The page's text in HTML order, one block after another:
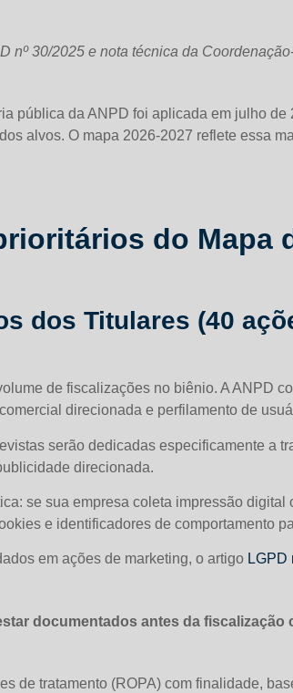
nº 30/2025 e nota técnica da
pública da ANPD foi aplicada em julho
alvos. O mapa 2026-2027 reflete essa
do Mapa
dos Titulares (40
de fiscalizações no biênio. A ANPD
direcionada e perfilamento de
serão dedicadas especificamente a
direcionada.
se sua empresa coleta impressão
e identificadores de comportamento
em ações de marketing, o artigo LGPD
documentados antes da fiscalização
de tratamento (ROPA) com finalidade,